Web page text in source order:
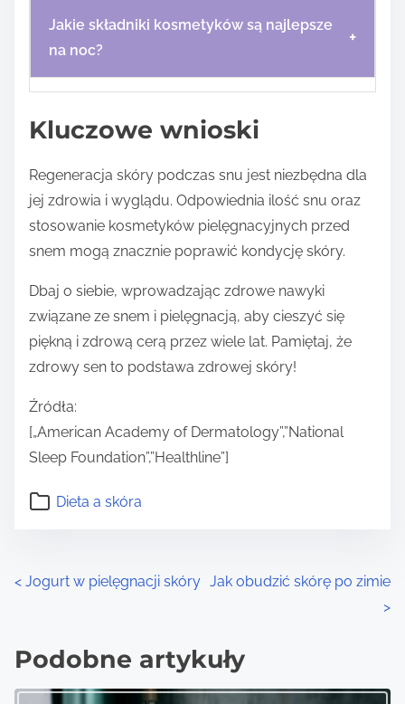
Jakie składniki kosmetyków są najlepsze
na noc?
+
Kluczowe wnioski
Regeneracja skóry podczas snu jest niezbędna dla
jej zdrowia i wyglądu. Odpowiednia ilość snu oraz
stosowanie kosmetyków pielęgnacyjnych przed
snem mogą znacznie poprawić kondycję skóry.
Dbaj o siebie, wprowadzając zdrowe nawyki
związane ze snem i pielęgnacją, aby cieszyć się
piękną i zdrową cerą przez wiele lat. Pamiętaj, że
zdrowy sen to podstawa zdrowej skóry!
Źródła:
[„American Academy of Dermatology”,”National
Sleep Foundation”,”Healthline”]
Dieta a skóra
P
s
t
< Jogurt w pielęgnacji skóry Jak obudzić skórę po zimie
>
Podobne artykuły